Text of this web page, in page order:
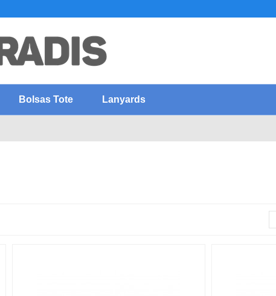
Bolsas Tote Lanyards